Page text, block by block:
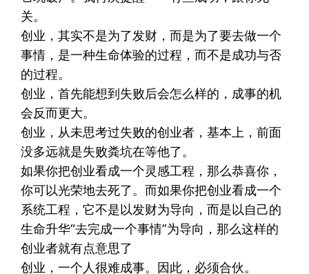
关。
创业，其实不是为了发财，而是为了要去做一个
事情，是一种生命体验的过程，而不是成功与否
的过程。
创业，首先能想到失败后会怎么样的，成事的机
会反而更大。
创业，从未思考过失败的创业者，基本上，前面
没多远就是失败粪坑在等他了。
如果你把创业看成一个灵感工程，那么恭喜你，
你可以光荣地去死了。而如果你把创业看成一个
系统工程，它不是以发财为导向，而是以自己的
生命升华“去完成一个事情”为导向，那么这样的
创业者就有点意思了
创业，一个人很难成事。因此，必须合伙。